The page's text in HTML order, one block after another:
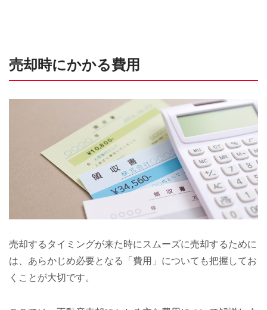
売却時にかかる費用
売却するタイミングが来た時にスムーズに売却するために
は、あらかじめ必要となる「費用」についても把握してお
くことが大切です。